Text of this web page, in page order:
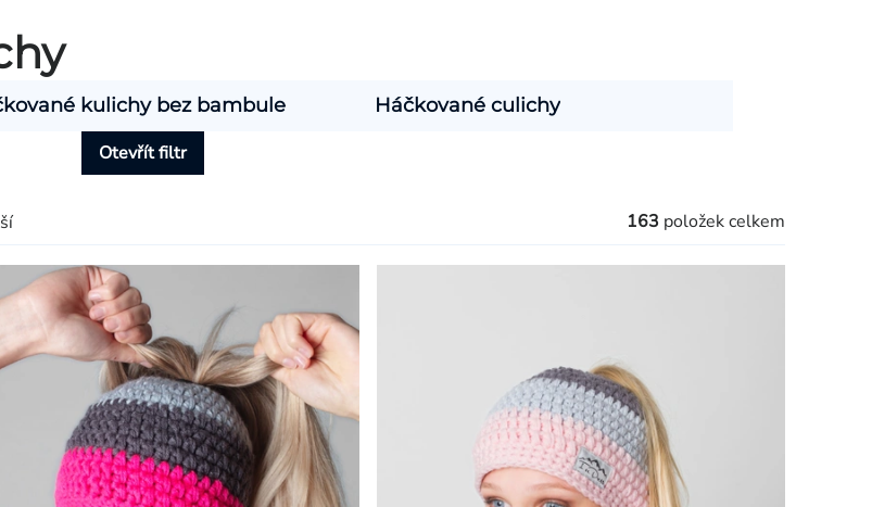
kulichy bez bambule Háčkované culichy
163 položek celkem
Otevřít filtr